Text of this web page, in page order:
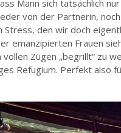
Mann sich tatsächlich
von der Partnerin,
Stress, den wir doch
emanzipierten Frauen
Zügen „begrillt“ zu
Refugium. Perfekt also